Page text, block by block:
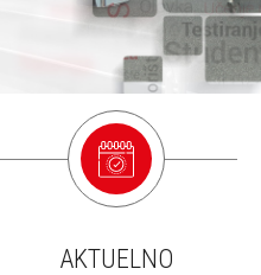
AKTUELNO